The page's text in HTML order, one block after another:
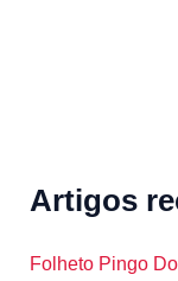
Artigos
Folheto Pingo